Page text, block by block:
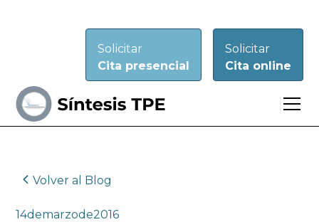
Solicitar
Cita presencial
Solicitar
Cita online
Volver al Blog
14demarzode2016